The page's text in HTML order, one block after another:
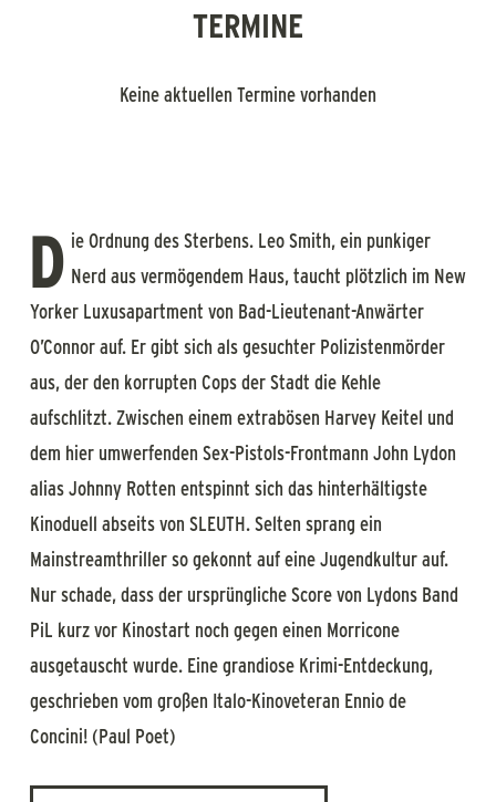
TERMINE
Keine aktuellen Termine vorhanden
D ie Ordnung des Sterbens. Leo Smith, ein punkiger
Nerd aus vermögendem Haus, taucht plötzlich im New
Yorker Luxusapartment von Bad-Lieutenant-Anwärter
O’Connor auf. Er gibt sich als gesuchter Polizistenmörder
aus, der den korrupten Cops der Stadt die Kehle
aufschlitzt. Zwischen einem extrabösen Harvey Keitel und
dem hier umwerfenden Sex-Pistols-Frontmann John Lydon
alias Johnny Rotten entspinnt sich das hinterhältigste
Kinoduell abseits von SLEUTH. Selten sprang ein
Mainstreamthriller so gekonnt auf eine Jugendkultur auf.
Nur schade, dass der ursprüngliche Score von Lydons Band
PiL kurz vor Kinostart noch gegen einen Morricone
ausgetauscht wurde. Eine grandiose Krimi-Entdeckung,
geschrieben vom großen Italo-Kinoveteran Ennio de
Concini! (Paul Poet)